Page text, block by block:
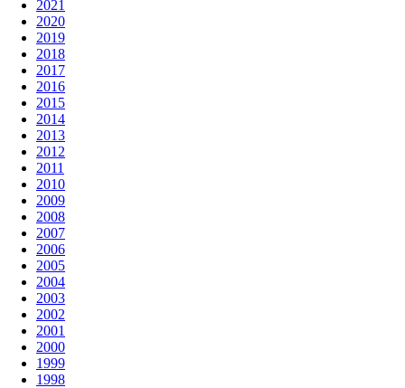
2021
2020
2019
2018
2017
2016
2015
2014
2013
2012
2011
2010
2009
2008
2007
2006
2005
2004
2003
2002
2001
2000
1999
1998